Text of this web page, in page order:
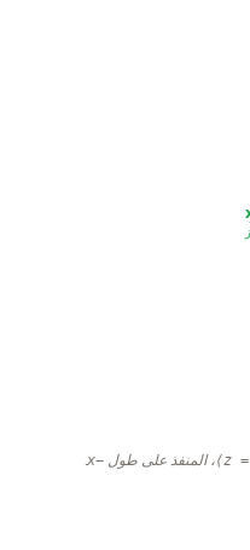
، المنفذ على طول −x